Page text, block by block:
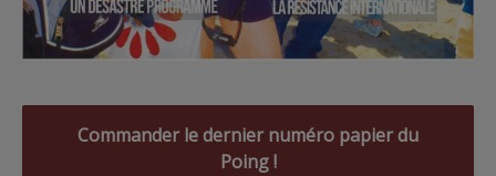
Commander le dernier numéro papier du
Poing !